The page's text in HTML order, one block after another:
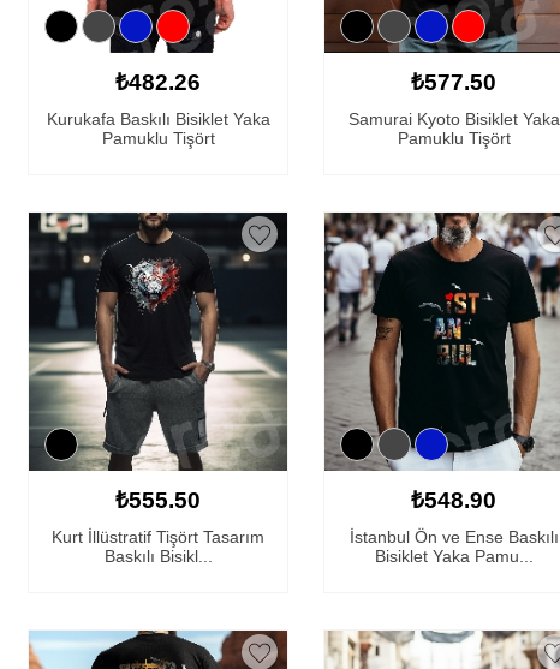
₺482.26
Kurukafa Baskılı Bisiklet Yaka
Pamuklu Tişört
₺577.50
Samurai Kyoto Bisiklet Yaka
Pamuklu Tişört
₺555.50
Kurt İllüstratif Tişört Tasarım
Baskılı Bisikl...
₺548.90
İstanbul Ön ve Ense Baskılı
Bisiklet Yaka Pamu...